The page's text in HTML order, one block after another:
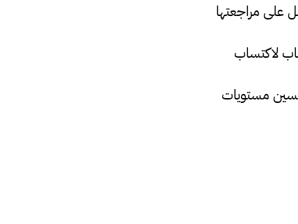
على مراجعتها
لاكتساب
منذ عام 2014، ويعمل على تحسين مستويات